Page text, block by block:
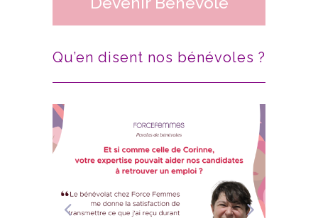
Qu’en disent nos bénévoles ?